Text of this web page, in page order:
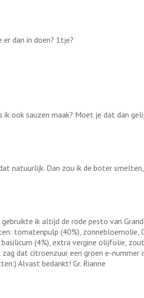
dan in doen? 1tje?
ook sauzen maak? Moet je dat dan
natuurlijk. Dan zou ik de boter
ik altijd de rode pesto van
to­ma­tenpulp (40%), zon­ne­bloem­olie,
ba­si­li­cum (4%), ex­tra ver­gi­ne olijf­olie,
dat citroenzuur een groen e-
Alvast bedankt! Gr. Rianne